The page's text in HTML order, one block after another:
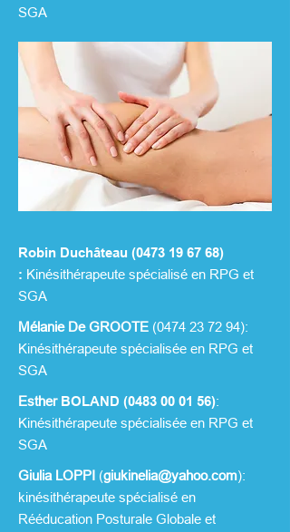
SGA
Robin Duchâteau (0473 19 67 68)
: Kinésithérapeute spécialisé en RPG et
SGA
Mélanie De GROOTE (0474 23 72 94):
Kinésithérapeute spécialisée en RPG et
SGA
Esther BOLAND (0483 00 01 56):
Kinésithérapeute spécialisée en RPG et
SGA
Giulia LOPPI (giukinelia@yahoo.com):
kinésithérapeute spécialisé en
Rééducation Posturale Globale et